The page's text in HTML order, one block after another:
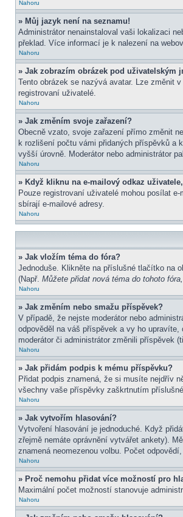
Nahoru
» Můj jazyk není na seznamu!
Administrátor nenainstaloval vaši lokalizaci
překlad. Více informací je k nalezení na
Nahoru
» Jak zobrazím obrázek pod uživatelským
Tento obrázek se nazývá avatar. Lze změnit
registrovaní uživatelé.
Nahoru
» Jak změním svoje zařazení?
Obecně vzato, svoje zařazení přímo změnit
k rozlišení počtu vámi přidaných příspěvků a
vyšší úrovně. Moderátor nebo administrátor
Nahoru
» Když kliknu na e-mailový odkaz
Pouze registrovaní uživatelé mohou posílat
sbírají e-mailové adresy.
Nahoru
» Jak vložím téma do fóra?
Jednoduše. Klikněte na příslušné tlačítko na
(Např. Můžete přidat nová téma do tohoto
Nahoru
» Jak změním nebo smažu příspěvek?
V případě, že nejste moderátor nebo
odpověděl na váš příspěvek a vy ho
moderátor či administrátor změnili příspěvek
Nahoru
» Jak přidám podpis k mému příspěvku?
Přidat podpis znamená, že si musíte nejdřív
všechny vaše příspěvky zaškrtnutím
Nahoru
» Jak vytvořím hlasování?
Vytvoření hlasování je jednoduché. Když
zřejmě nemáte oprávnění vytvářet ankety).
znamená neomezenou volbu. Počet
Nahoru
» Proč nemohu přidat více možností pro
Maximální počet možností stanovuje
Nahoru